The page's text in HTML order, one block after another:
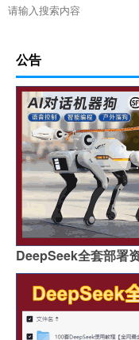
公告
DeepSeek全套部署